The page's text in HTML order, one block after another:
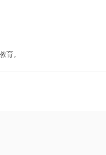
育。